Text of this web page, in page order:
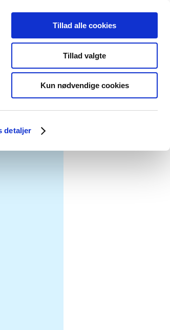
detaljer
Tillad alle cookies
Tillad valgte
Kun nødvendige cookies